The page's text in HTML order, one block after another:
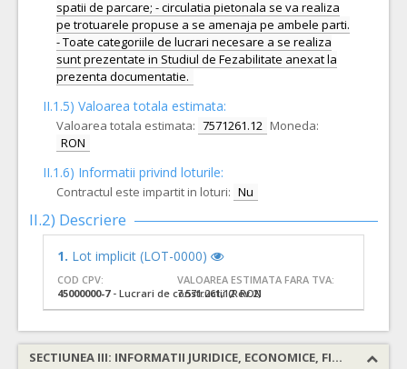
spatii de parcare; - circulatia pietonala se va realiza
pe trotuarele propuse a se amenaja pe ambele parti.
- Toate categoriile de lucrari necesare a se realiza
sunt prezentate in Studiul de Fezabilitate anexat la
prezenta documentatie.
II.1.5) Valoarea totala estimata:
Valoarea totala estimata: 7571261.12 Moneda:
RON
II.1.6) Informatii privind loturile:
Contractul este impartit in loturi: Nu
II.2) Descriere
1. Lot implicit (LOT-0000)
COD CPV:
45000000-7- Lucrari de constructii (Rev.2)
VALOAREA ESTIMATA FARA TVA:
7.571.261,12 RON
SECTIUNEA III: INFORMATII JURIDICE, ECONOMICE, FINANCIARE SI TEHNICE